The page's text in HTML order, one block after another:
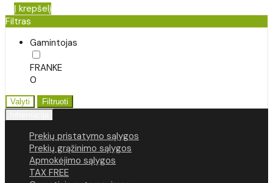
Į krepšelį
Filtras
Gamintojas
FRANKE
0
Valyti
Filtruoti
Prekių pristatymo sąlygos
Prekių grąžinimo sąlygos
Apmokėjimo sąlygos
TAX FREE